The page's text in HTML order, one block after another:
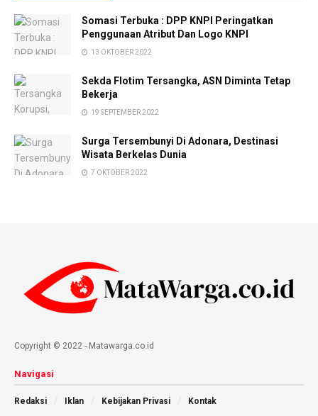
Somasi Terbuka : DPP KNPI Peringatkan
Penggunaan Atribut Dan Logo KNPI
13 OKTOBER 2022
Sekda Flotim Tersangka, ASN Diminta Tetap
Bekerja
19 SEPTEMBER 2022
Surga Tersembunyi Di Adonara, Destinasi
Wisata Berkelas Dunia
7 OKTOBER 2022
Copyright © 2022 - Matawarga.co.id
Navigasi
Redaksi Iklan Kebijakan Privasi Kontak